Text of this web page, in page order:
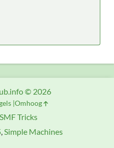
SMF Tricks
,Simple Machines
© 2026
Omhoog